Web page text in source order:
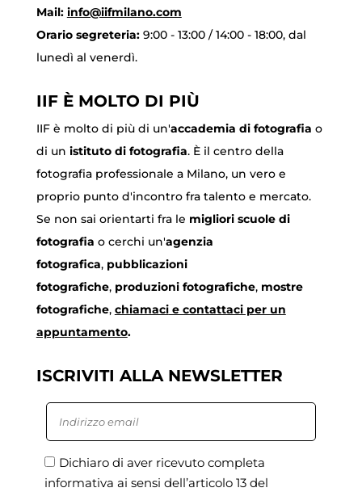
Mail: info@iifmilano.com
Orario segreteria: 9:00 - 13:00 / 14:00 - 18:00, dal
lunedì al venerdì.
IIF È MOLTO DI PIÙ
IIF è molto di più di un'accademia di fotografia o
di un istituto di fotografia. È il centro della
fotografia professionale a Milano, un vero e
proprio punto d'incontro fra talento e mercato.
Se non sai orientarti fra le migliori scuole di
fotografia o cerchi un'agenzia
fotografica, pubblicazioni
fotografiche, produzioni fotografiche, mostre
fotografiche, chiamacie contattaci per un
appuntamento.
ISCRIVITI ALLA NEWSLETTER
Dichiaro di aver ricevuto completa
informativa ai sensi dell’articolo 13 del